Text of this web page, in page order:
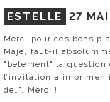
ESTELLE 27
Merci pour ces bons
Maje, faut-il
"betement" la question
l’invitation a imprimer,
de…". Merci !